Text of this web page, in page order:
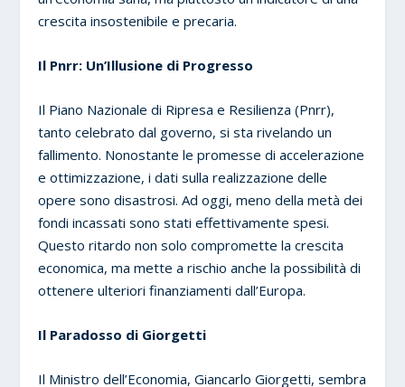
crescita insostenibile e precaria.
Il Pnrr: Un’Illusione di Progresso
Il Piano Nazionale di Ripresa e Resilienza (Pnrr),
tanto celebrato dal governo, si sta rivelando un
fallimento. Nonostante le promesse di accelerazione
e ottimizzazione, i dati sulla realizzazione delle
opere sono disastrosi. Ad oggi, meno della metà dei
fondi incassati sono stati effettivamente spesi.
Questo ritardo non solo compromette la crescita
economica, ma mette a rischio anche la possibilità di
ottenere ulteriori finanziamenti dall’Europa.
Il Paradosso di Giorgetti
Il Ministro dell’Economia, Giancarlo Giorgetti, sembra